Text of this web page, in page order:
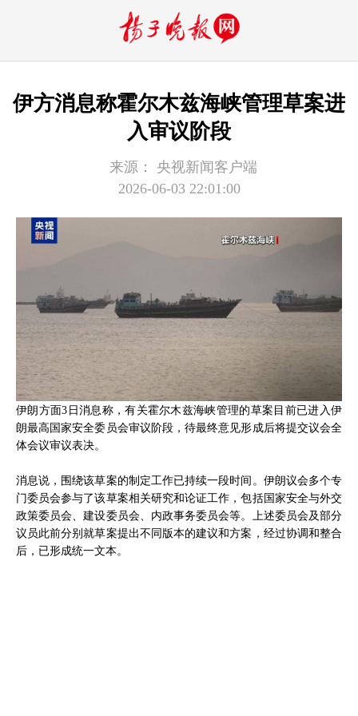
伊方消息称霍尔木兹海峡管理草案进
入审议阶段
来源：
央视新闻客户端
2026-06-03 22:01:00
伊朗方面3日消息称，有关霍尔木兹海峡管理的草案目前已进入伊
朗最高国家安全委员会审议阶段，待最终意见形成后将提交议会全
体会议审议表决。
消息说，围绕该草案的制定工作已持续一段时间。伊朗议会多个专
门委员会参与了该草案相关研究和论证工作，包括国家安全与外交
政策委员会、建设委员会、内政事务委员会等。上述委员会及部分
议员此前分别就草案提出不同版本的建议和方案，经过协调和整合
后，已形成统一文本。